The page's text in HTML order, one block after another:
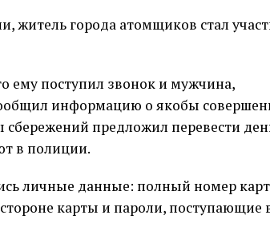
житель города атомщиков стал
ему поступил звонок и мужчина,
информацию о якобы
предложил перевести
в полиции.
личные данные: полный номер
карты и пароли,